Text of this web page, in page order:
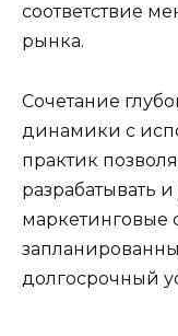
соответствие
рынка.
Сочетание
динамики с
практик
разрабатывать
маркетинговые
долгосрочный